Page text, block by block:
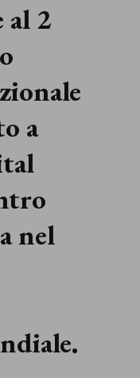
al 2
a
nel